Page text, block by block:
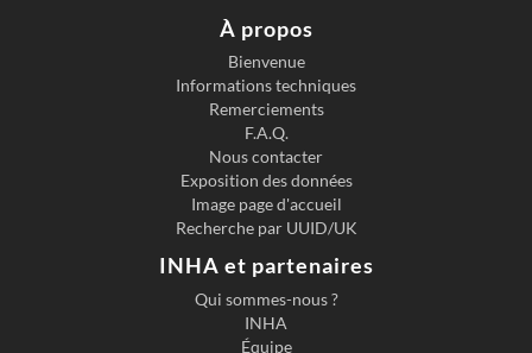
À propos
Bienvenue
Informations techniques
Remerciements
F.A.Q.
Nous contacter
Exposition des données
Image page d'accueil
Recherche par UUID/UK
INHA et partenaires
Qui sommes-nous ?
INHA
Équipe